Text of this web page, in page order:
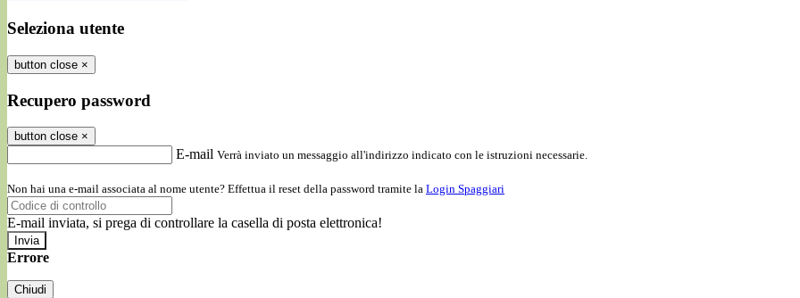
Seleziona utente
button close ×
Recupero password
button close ×
E-mail Verrà inviato un messaggio all'indirizzo indicato con le istruzioni necessarie.
Non hai una e-mail associata al nome utente? Effettua il reset della password tramite la Login Spaggiari
E-mail inviata, si prega di controllare la casella di posta elettronica!
Errore
Chiudi